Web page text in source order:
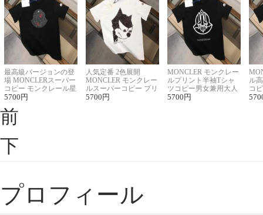
最高級バージョンの登
場 MONCLERスーパー
コピー モンクレール星
座半袖Tシャツ
5700 円
人気定番 2色展開
MONCLER モンクレー
ルスーパーコピー プリ
ント半袖Tシャツ
5700 円
MONCLER モンクレー
ルプリント半袖Tシャ
ツコピー男女兼用大人
可愛い春夏コーデ
5700 円
ル
コ
ィ
前
下
プロフィール